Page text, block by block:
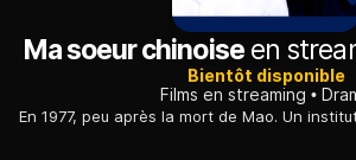
Ma soeur chinoiseen
Bientôt disponible
Films en streaming